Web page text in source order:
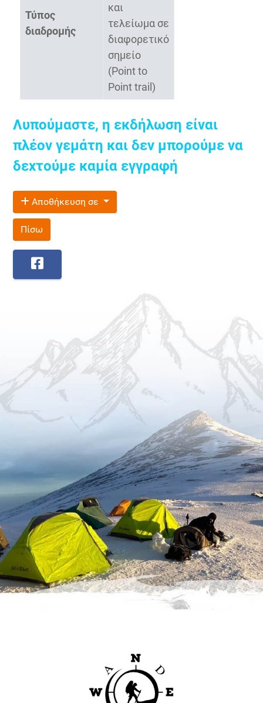
Τύπος
διαδρομής
και
τελείωμα σε
διαφορετικό
σημείο
(Point to
Point trail)
Λυπούμαστε, η εκδήλωση είναι
πλέον γεμάτη και δεν μπορούμε να
δεχτούμε καμία εγγραφή
Αποθήκευση σε
Πίσω